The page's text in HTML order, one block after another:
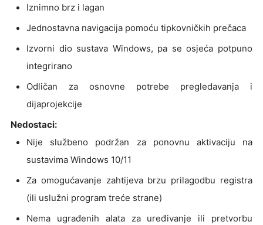
Iznimno brz i lagan
Jednostavna navigacija pomoću tipkovničkih prečaca
Izvorni dio sustava Windows, pa se osjeća potpuno
integrirano
Odličan za osnovne potrebe pregledavanja i
dijaprojekcije
Nedostaci:
Nije službeno podržan za ponovnu aktivaciju na
sustavima Windows 10/11
Za omogućavanje zahtijeva brzu prilagodbu registra
(ili uslužni program treće strane)
Nema ugrađenih alata za uređivanje ili pretvorbu